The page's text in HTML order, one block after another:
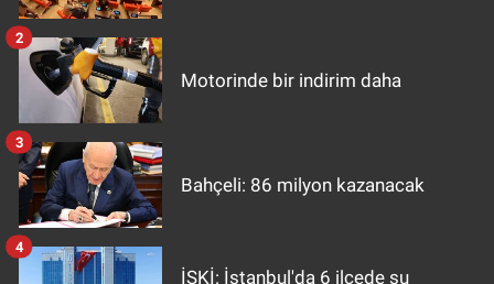
Motorinde bir indirim daha
2
Bahçeli: 86 milyon kazanacak
3
İSKİ: İstanbul'da 6 ilçede su
4